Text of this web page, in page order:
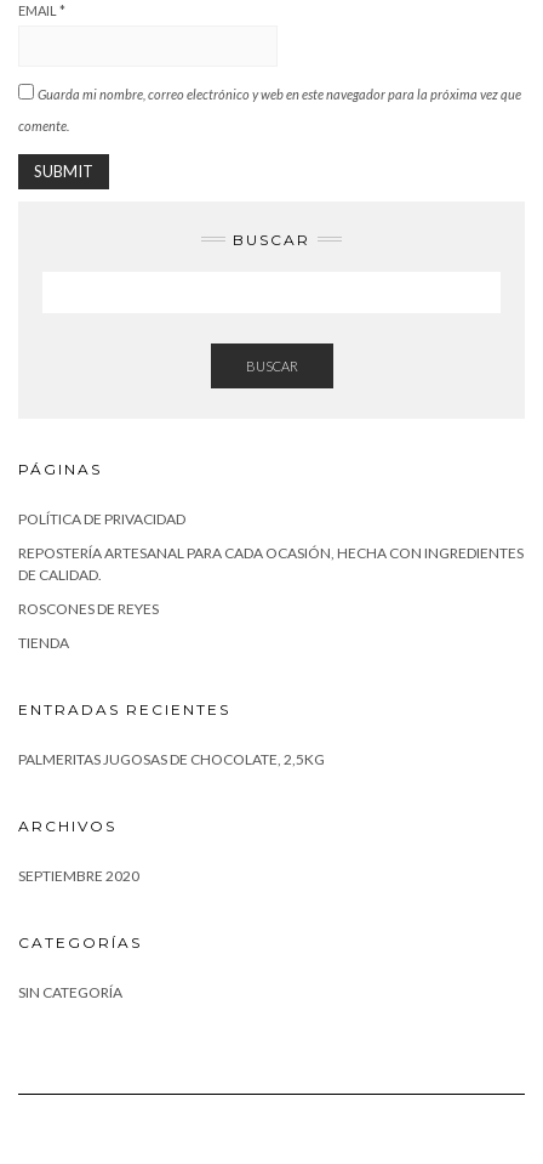
EMAIL *
Guarda mi nombre, correo electrónico y web en este navegador para la próxima vez que
comente.
BUSCAR
BUSCAR
PÁGINAS
POLÍTICA DE PRIVACIDAD
REPOSTERÍA ARTESANAL PARA CADA OCASIÓN, HECHA CON INGREDIENTES
DE CALIDAD.
ROSCONES DE REYES
TIENDA
ENTRADAS RECIENTES
PALMERITAS JUGOSAS DE CHOCOLATE, 2,5KG
ARCHIVOS
SEPTIEMBRE 2020
CATEGORÍAS
SIN CATEGORÍA